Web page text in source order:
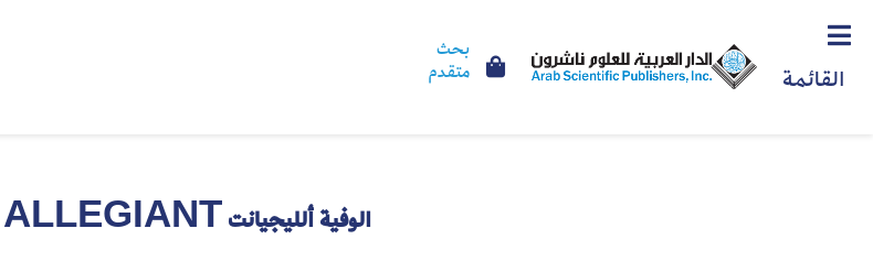
القائمة
بحث
متقدم
الوفية ألليجيانت ALLEGIANT ؛ الجزء الثالث من ثلاثية 'الجامحة'